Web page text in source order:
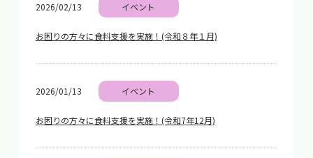
2026/02/13 イベント
お困りの方々に食料支援を実施！(令和８年１月)
2026/01/13 イベント
お困りの方々に食料支援を実施！(令和7年12月)